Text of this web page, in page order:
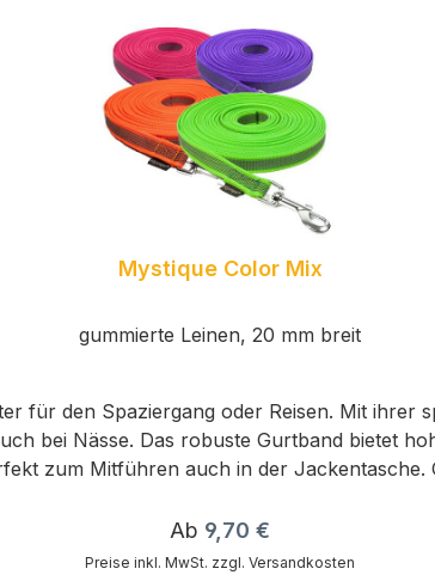
Mystique Color Mix
gummierte Leinen, 20 mm breit
für den Spaziergang oder Reisen. Mit ihrer
bei Nässe. Das robuste Gurtband bietet
zum Mitführen auch in der
Variante.Hinweis Karabiner:Wir raten von
Regulärer Preis:
Ab 9,70 €
Preise inkl. MwSt. zzgl. Versandkosten